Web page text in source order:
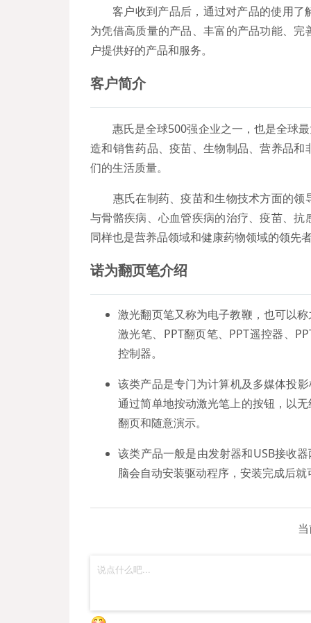
客户收到产品后，通过对产品的使用
为凭借高质量的产品、丰富的产品功能、
户提供好的产品和服务。
客户简介
惠氏是全球500强企业之一，也是全球
造和销售药品、疫苗、生物制品、营养品
们的生活质量。
惠氏在制药、疫苗和生物技术方面的领
与骨骼疾病、心血管疾病的治疗、疫苗、
同样也是营养品领域和健康药物领域的领先
诺为翻页笔介绍
激光翻页笔又称为电子教鞭，也可以
激光笔、PPT翻页笔、PPT遥控器、
控制器。
该类产品是专门为计算机及多媒体投
通过简单地按动激光笔上的按钮，以
翻页和随意演示。
该类产品一般是由发射器和USB接收
脑会自动安装驱动程序，安装完成后